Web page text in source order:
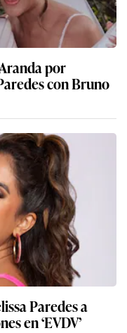
por
con Bruno
Paredes a
en ‘EVDV’